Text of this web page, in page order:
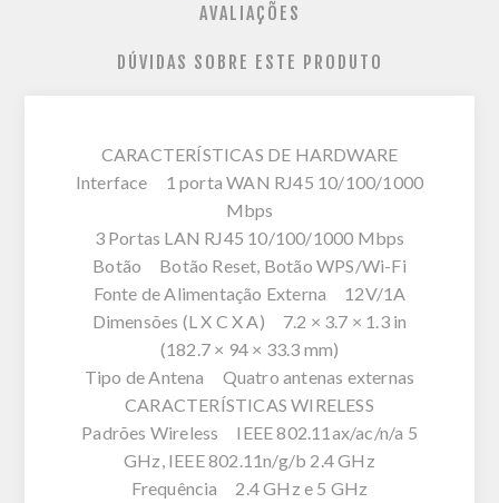
AVALIAÇÕES
DÚVIDAS SOBRE ESTE PRODUTO
CARACTERÍSTICAS DE HARDWARE
Interface 1 porta WAN RJ45 10/100/1000
Mbps
3 Portas LAN RJ45 10/100/1000 Mbps
Botão Botão Reset, Botão WPS/Wi-Fi
Fonte de Alimentação Externa 12V/1A
Dimensões (L X C X A) 7.2 × 3.7 × 1.3 in
(182.7 × 94 × 33.3 mm)
Tipo de Antena Quatro antenas externas
CARACTERÍSTICAS WIRELESS
Padrões Wireless IEEE 802.11ax/ac/n/a 5
GHz, IEEE 802.11n/g/b 2.4 GHz
Frequência 2.4 GHz e 5 GHz